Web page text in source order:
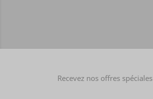
Recevez nos offres spéciales